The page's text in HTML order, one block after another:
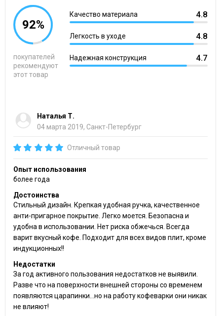
92%
покупателей
рекомендуют
этот товар
Качество материала 4.8
Легкость в уходе 4.8
Надежная конструкция 4.7
Наталья Т.
04 марта 2019, Санкт-Петербург
Отличный товар
Опыт использования
более года
Достоинства
Стильный дизайн. Крепкая удобная ручка, качественное
анти-пригарное покрытие. Легко моется. Безопасна и
удобна в использовании. Нет риска обжечься. Всегда
варит вкусный кофе. Подходит для всех видов плит, кроме
индукционных!!
Недостатки
За год активного пользования недостатков не выявили.
Разве что на поверхности внешней стороны со временем
появляются царапинки...но на работу кофеварки они никак
не влияют!